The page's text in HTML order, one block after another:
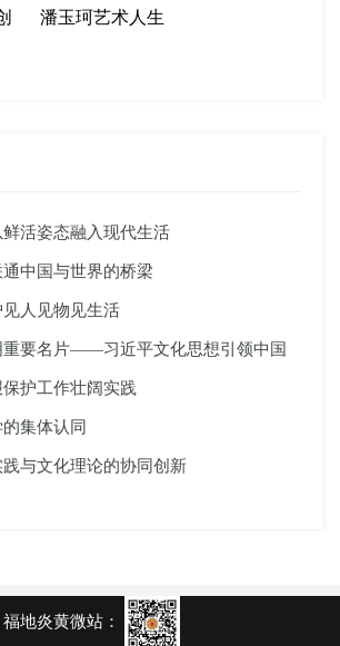
潘玉珂艺术人生
活姿态融入现代生活
中国与世界的桥梁
人见物见生活
重要名片——习近平文化思想引领中国
护工作壮阔实践
集体认同
与文化理论的协同创新
福地炎黄微站：